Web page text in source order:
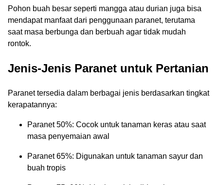
Pohon buah besar seperti mangga atau durian juga bisa
mendapat manfaat dari penggunaan paranet, terutama
saat masa berbunga dan berbuah agar tidak mudah
rontok.
Jenis-Jenis Paranet untuk Pertanian
Paranet tersedia dalam berbagai jenis berdasarkan tingkat
kerapatannya:
Paranet 50%: Cocok untuk tanaman keras atau saat
masa penyemaian awal
Paranet 65%: Digunakan untuk tanaman sayur dan
buah tropis